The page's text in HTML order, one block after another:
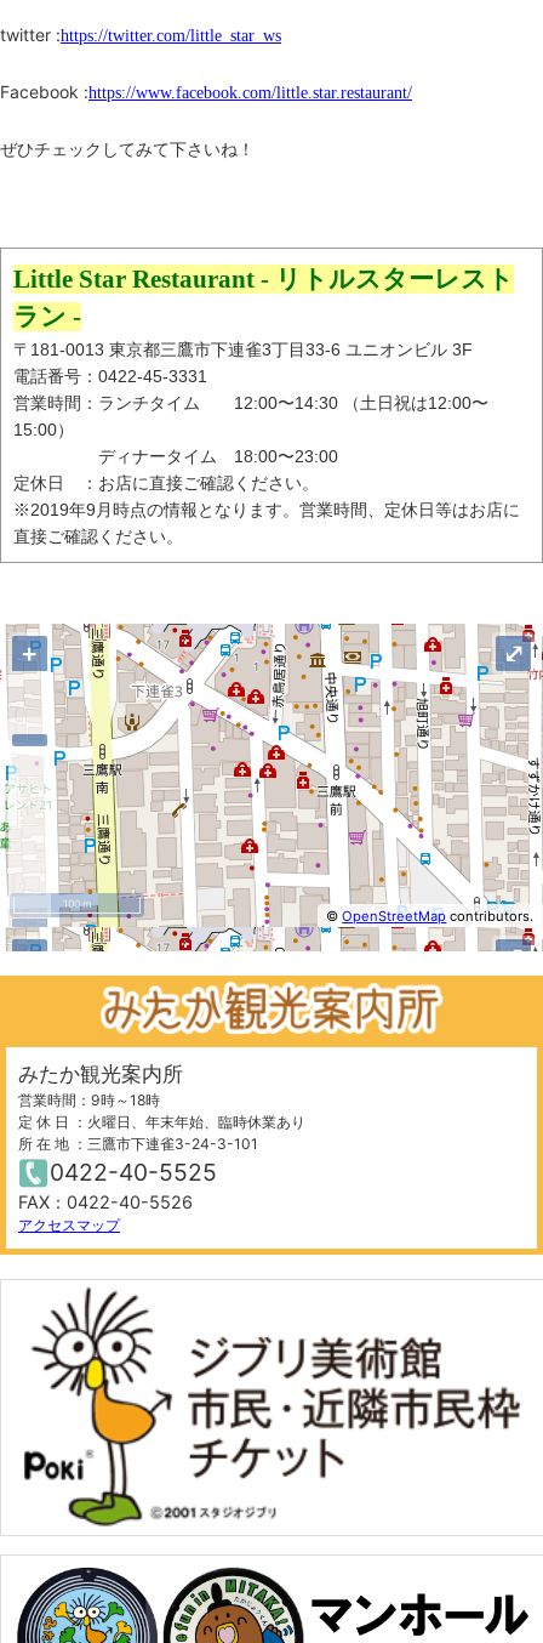
twitter :https://twitter.com/little_star_ws
Facebook :https://www.facebook.com/little.star.restaurant/
ぜひチェックしてみて下さいね！
Little Star Restaurant - リトルスターレスト
ラン -
〒181-0013 東京都三鷹市下連雀3丁目33-6 ユニオンビル 3F
電話番号：0422-45-3331
営業時間：ランチタイム 12:00〜14:30 （土日祝は12:00〜
15:00）
ディナータイム 18:00〜23:00
定休日 ：お店に直接ご確認ください。
※2019年9月時点の情報となります。営業時間、定休日等はお店に
直接ご確認ください。
+
−
©OpenStreetMap contributors.
100 m
⤢
+
−
100 m
⤢
みたか観光案内所
営業時間：9時～18時
定 休 日 ：火曜日、年末年始、臨時休業あり
所 在 地 ：三鷹市下連雀3-24-3-101
0422-40-5525
FAX：0422-40-5526
アクセスマップ